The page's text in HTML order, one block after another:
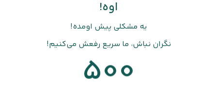
اوه!
یه مشکلی پیش اومده!
نگران نباش، ما سریع رفعش می‌کنیم!
500